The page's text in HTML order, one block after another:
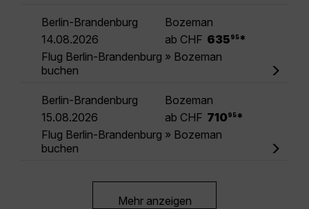
Berlin-Brandenburg
Bozeman
14.08.2026
ab CHF 635 95 *
Flug Berlin-Brandenburg » Bozeman
buchen
Berlin-Brandenburg
Bozeman
15.08.2026
ab CHF 710 95 *
Flug Berlin-Brandenburg » Bozeman
buchen
Mehr anzeigen